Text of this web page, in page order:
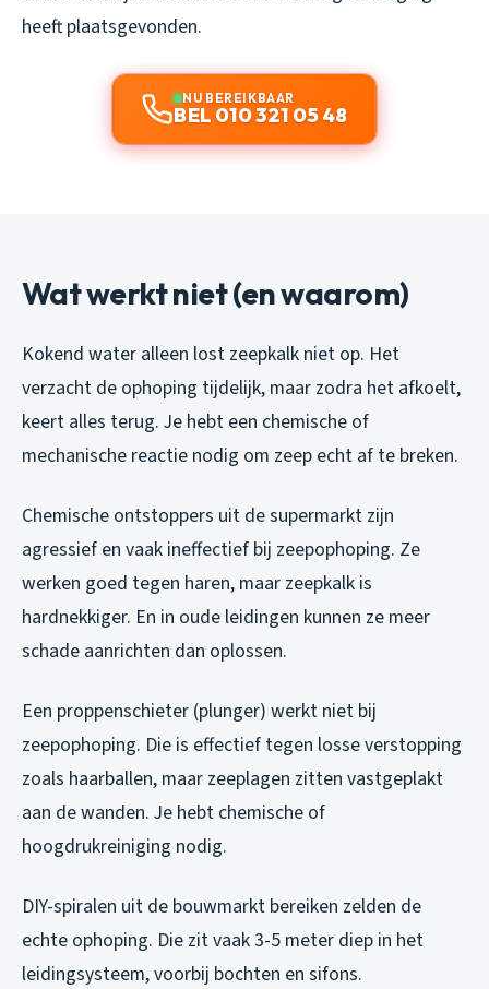
heeft plaatsgevonden.
NU BEREIKBAAR
BEL 010 321 05 48
Wat werkt niet (en waarom)
Kokend water alleen lost zeepkalk niet op. Het
verzacht de ophoping tijdelijk, maar zodra het afkoelt,
keert alles terug. Je hebt een chemische of
mechanische reactie nodig om zeep echt af te breken.
Chemische ontstoppers uit de supermarkt zijn
agressief en vaak ineffectief bij zeepophoping. Ze
werken goed tegen haren, maar zeepkalk is
hardnekkiger. En in oude leidingen kunnen ze meer
schade aanrichten dan oplossen.
Een proppenschieter (plunger) werkt niet bij
zeepophoping. Die is effectief tegen losse verstopping
zoals haarballen, maar zeeplagen zitten vastgeplakt
aan de wanden. Je hebt chemische of
hoogdrukreiniging nodig.
DIY-spiralen uit de bouwmarkt bereiken zelden de
echte ophoping. Die zit vaak 3-5 meter diep in het
leidingsysteem, voorbij bochten en sifons.